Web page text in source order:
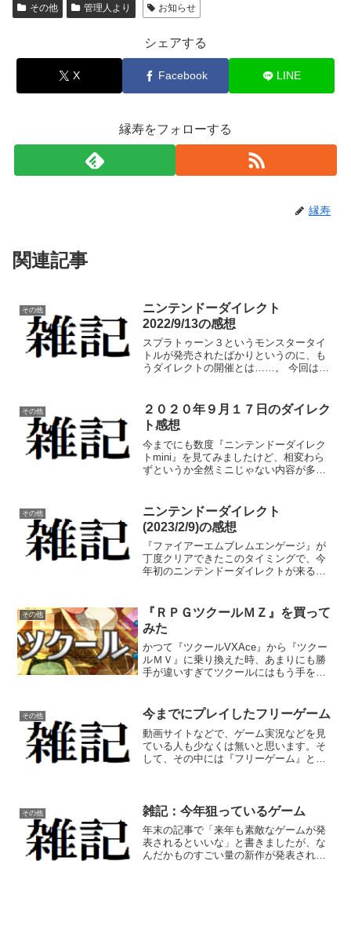
その他 管理人より お知らせ
シェアする
X Facebook LINE
縁寿をフォローする
縁寿
関連記事
その他
ニンテンドーダイレクト
2022/9/13の感想
スプラトゥーン３というモンスタータイ
トルが発売されたばかりというのに、も
うダイレクトの開催とは……。 今回はミ
気になったものを見ていきます。 ⇩以下
すべて公式チャンネル...
その他
２０２０年９月１７日のダイレク
ト感想
今までにも数度『ニンテンドーダイレク
トmini』を見てみましたけど、相変わら
ずというか全然ミニじゃない内容が多い
ネルより埋め込み↓任天堂公式サイトへの
リンク なんと...
その他
ニンテンドーダイレクト
(2023/2/9)の感想
『ファイアーエムブレムエンゲージ』が
丁度クリアできたこのタイミングで、今
年初のニンテンドーダイレクトが来ると
んなものが出るのでしょう。また文章量
が多くなりそうなので...
その他
『ＲＰＧツクールＭＺ』を買って
みた
かつて『ツクールVXAce』から『ツクー
ルＭＶ』に乗り換えた時、あまりにも勝
手が違いすぎてツクールにはもう手を出
で、ついつい買ってしまいました。ちな
みにＤＬ版です。 起動...
その他 今までにプレイしたフリーゲーム
動画サイトなどで、ゲーム実況などを見
ている人も少なくは無いと思います。そ
して、その中には『フリーゲーム』とい
名が付いているからには...
その他 雑記：今年狙っているゲーム
年末の記事で「来年も素敵なゲームが発
表されるといいな」と書きましたが、な
んだかものすごい量の新作が発表されて